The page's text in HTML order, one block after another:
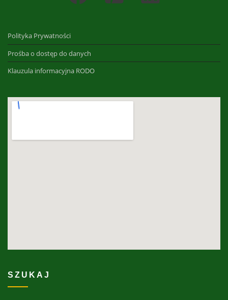
Polityka Prywatności
Prośba o dostęp do danych
Klauzula informacyjna RODO
SZUKAJ